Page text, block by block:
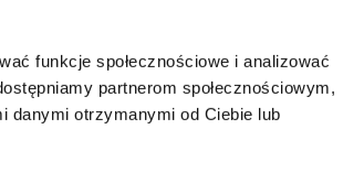
funkcje społecznościowe i analizować
partnerom społecznościowym,
danymi otrzymanymi od Ciebie lub